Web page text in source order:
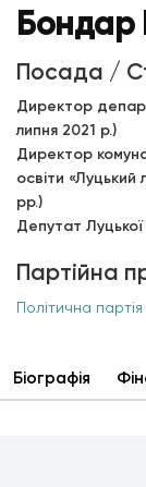
Бондар
Посада /
Директор
липня 2021 р.)
Директор
освіти «Луцький
рр.)
Депутат
Партійна
Політична
Біографія